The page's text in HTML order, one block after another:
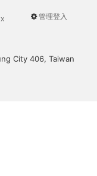
User
管理登入
City 406, Taiwan